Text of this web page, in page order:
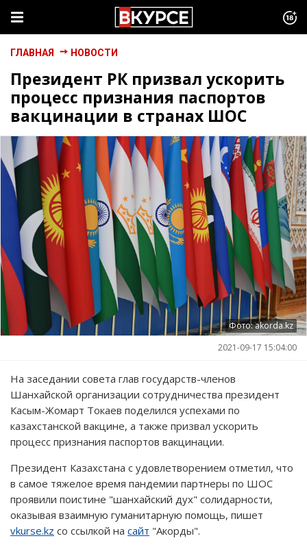
ГЛАВНАЯ НОВОСТИ
Президент РК призвал ускорить
процесс признания паспортов
вакцинации в странах ШОС
Фото: akorda.kz
2021-09-17 15:04:00
На заседании совета глав государств-членов
Шанхайской организации сотрудничества президент
Касым-Жомарт Токаев поделился успехами по
казахстанской вакцине, а также призвал ускорить
процесс признания паспортов вакцинации.
Президент Казахстана с удовлетворением отметил, что
в самое тяжелое время пандемии партнеры по ШОС
проявили поистине "шанхайский дух" солидарности,
оказывая взаимную гуманитарную помощь, пишет
vkurse.kz со ссылкой на сайт "Акорды".